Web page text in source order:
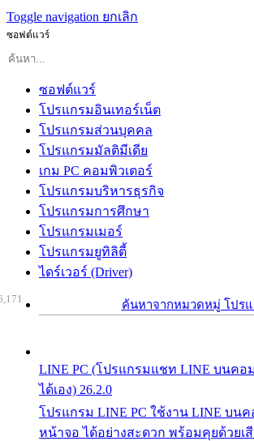
Toggle navigation ยกเลิก
ซอฟต์แวร์
ซอฟต์แวร์
โปรแกรมอินเทอร์เน็ต
โปรแกรมส่วนบุคคล
โปรแกรมมัลติมีเดีย
เกม PC คอมพิวเตอร์
โปรแกรมบริหารธุรกิจ
โปรแกรมการศึกษา
โปรแกรมเมอร์
โปรแกรมยูทิลิตี้
ไดร์เวอร์ (Driver)
ค้นหาจากหมวดหมู่ โปร
LINE PC (โปรแกรมแชท LINE บนคอ
ได้เอง) 26.2.0
โปรแกรม LINE PC ใช้งาน LINE บน
หน้าจอ ได้อย่างสะดวก พร้อมคุยด้วยเ